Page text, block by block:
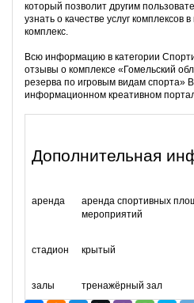
который позволит другим
узнать о качестве услуг комплексов
комплекс.
Всю информацию в категории
отзывы о комплексе «Гомельский
резерва по игровым видам спорта»
информационном креативном
Дополнительная
аренда
аренда спортивных
мероприятий
стадион крытый
залы тренажёрный зал